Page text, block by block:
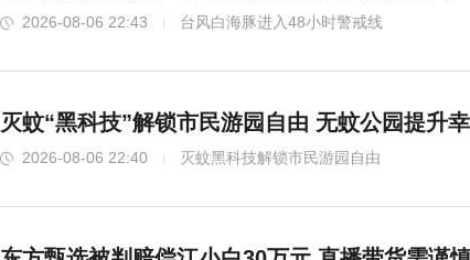
2026-08-06 22:43 台风白海豚进入48小时警戒线
灭蚊“黑科技”解锁市民游园自由 无蚊公园提升
2026-08-06 22:40 灭蚊黑科技解锁市民游园自由